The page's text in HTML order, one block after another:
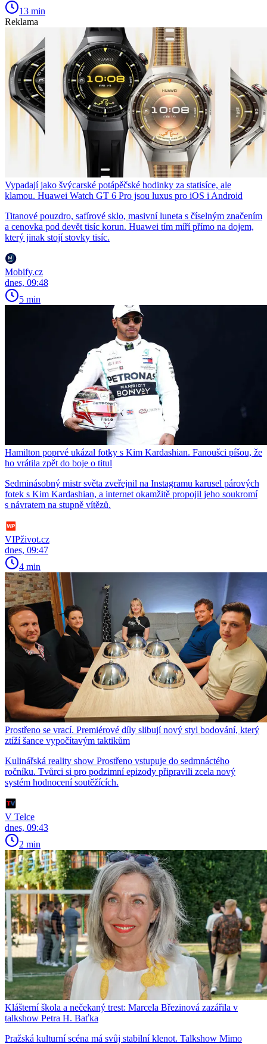
13 min
Reklama
Vypadají jako švýcarské potápěčské hodinky za statisíce, ale
klamou. Huawei Watch GT 6 Pro jsou luxus pro iOS i Android
Titanové pouzdro, safírové sklo, masivní luneta s číselným značením
a cenovka pod devět tisíc korun. Huawei tím míří přímo na dojem,
který jinak stojí stovky tisíc.
Mobify.cz
dnes, 09:48
5 min
Hamilton poprvé ukázal fotky s Kim Kardashian. Fanoušci píšou, že
ho vrátila zpět do boje o titul
Sedminásobný mistr světa zveřejnil na Instagramu karusel párových
fotek s Kim Kardashian, a internet okamžitě propojil jeho soukromí
s návratem na stupně vítězů.
VIPživot.cz
dnes, 09:47
4 min
Prostřeno se vrací. Premiérové díly slibují nový styl bodování, který
ztíží šance vypočítavým taktikům
Kulinářská reality show Prostřeno vstupuje do sedmnáctého
ročníku. Tvůrci si pro podzimní epizody připravili zcela nový
systém hodnocení soutěžících.
V Telce
dnes, 09:43
2 min
Klášterní škola a nečekaný trest: Marcela Březinová zazářila v
talkshow Petra H. Baťka
Pražská kulturní scéna má svůj stabilní klenot. Talkshow Mimo